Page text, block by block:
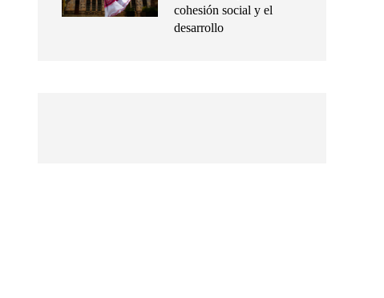
cohesión social y el
desarrollo